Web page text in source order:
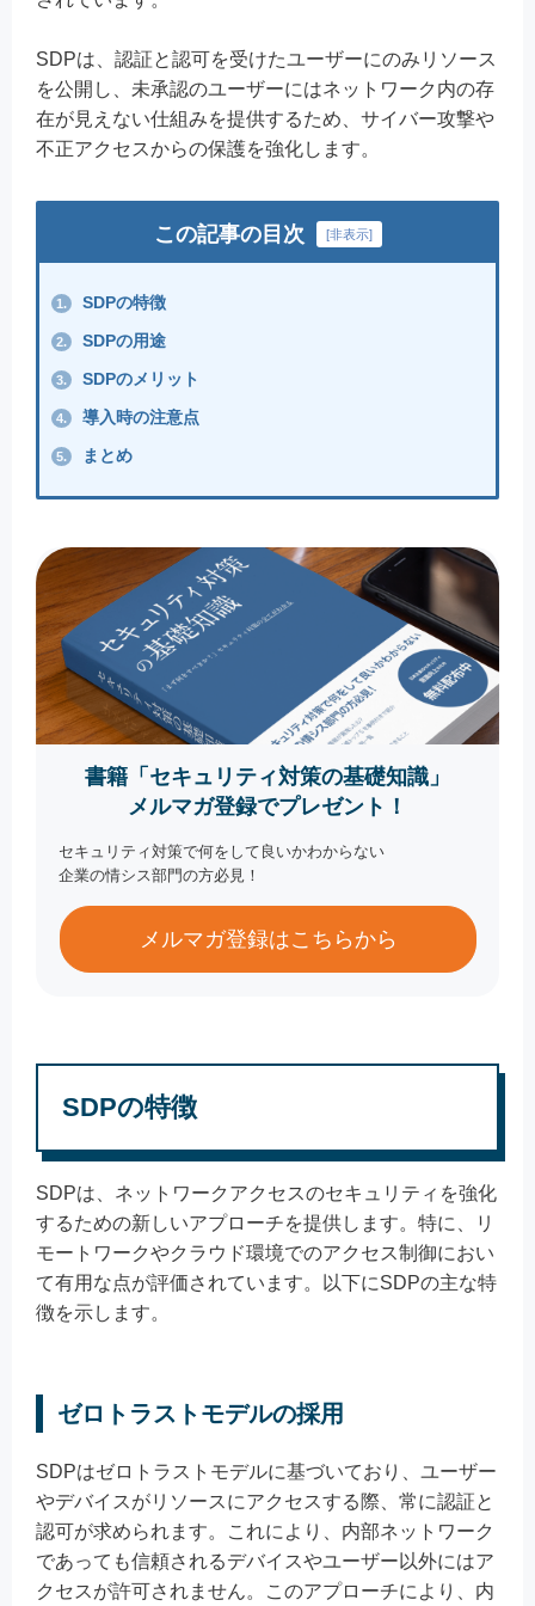
SDPは、認証と認可を受けたユーザーにのみリソース
を公開し、未承認のユーザーにはネットワーク内の存
在が見えない仕組みを提供するため、サイバー攻撃や
不正アクセスからの保護を強化します。
この記事の目次 [非表示]
1. SDPの特徴
2. SDPの用途
3. SDPのメリット
4. 導入時の注意点
5. まとめ
書籍「セキュリティ対策の基礎知識」
メルマガ登録でプレゼント！
セキュリティ対策で何をして良いかわからない
企業の情シス部門の方必見！
メルマガ登録はこちらから
SDPの特徴
SDPは、ネットワークアクセスのセキュリティを強化
するための新しいアプローチを提供します。特に、リ
モートワークやクラウド環境でのアクセス制御におい
て有用な点が評価されています。以下にSDPの主な特
徴を示します。
ゼロトラストモデルの採用
SDPはゼロトラストモデルに基づいており、ユーザー
やデバイスがリソースにアクセスする際、常に認証と
認可が求められます。これにより、内部ネットワーク
であっても信頼されるデバイスやユーザー以外にはア
クセスが許可されません。このアプローチにより、内